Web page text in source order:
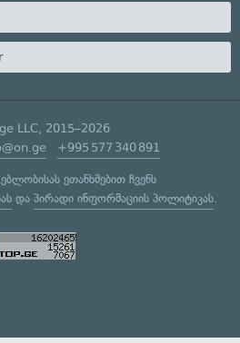
LLC, 2015–2026
+995 577 340 891
ეთანხმებით ჩვენს
და პირადი ინფორმაციის პოლიტიკას.